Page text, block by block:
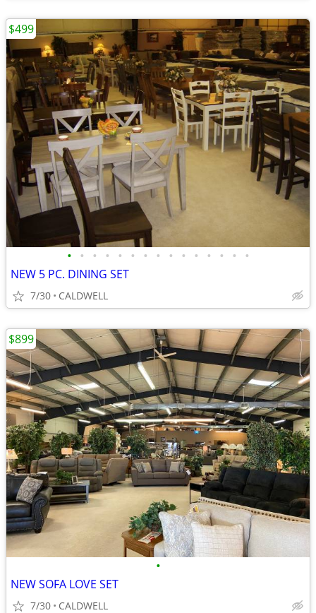
• • • • • • • • • • • • • • •
NEW 5 PC. DINING SET
7/30 CALDWELL
$499
•
NEW SOFA LOVE SET
7/30 CALDWELL
$899